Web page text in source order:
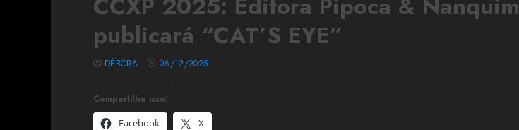
publicará “CAT’S EYE”
Compartilhe isso:
Facebook
X
DÉBORA 06/12/2025